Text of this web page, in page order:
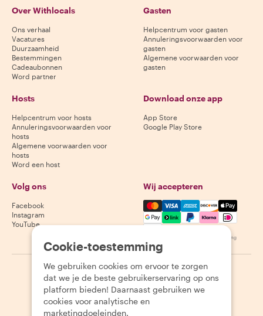
Over Withlocals
Ons verhaal
Vacatures
Duurzaamheid
Bestemmingen
Cadeaubonnen
Word partner
Gasten
Helpcentrum voor gasten
Annuleringsvoorwaarden voor
gasten
Algemene voorwaarden voor
gasten
Hosts
Helpcentrum voor hosts
Annuleringsvoorwaarden voor
hosts
Algemene voorwaarden voor
hosts
Word een host
Download onze app
App Store
Google Play Store
Volg ons
Facebook
Instagram
YouTube
Wij accepteren
Mastercard, Visa, Amex,
Beschikbaarheid varieert per bestemming
2026 Withlocals.com Privacybeleid Cookies
Cookie-toestemming
We gebruiken cookies om ervoor te zorgen
dat we je de beste gebruikerservaring op ons
platform bieden! Daarnaast gebruiken we
cookies voor analytische en
marketingdoeleinden.